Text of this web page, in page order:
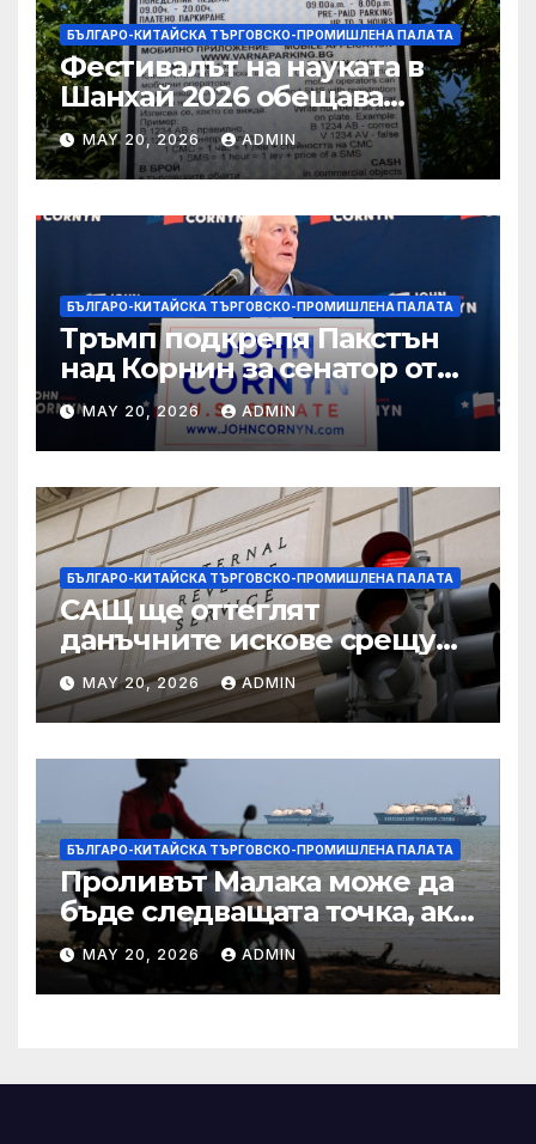
БЪЛГАРО-КИТАЙСКА ТЪРГОВСКО-ПРОМИШЛЕНА ПАЛAТА
Фестивалът на науката в
Шанхай 2026 обещава
вълнуващи научно-
технологични иновации
MAY 20, 2026 ADMIN
БЪЛГАРО-КИТАЙСКА ТЪРГОВСКО-ПРОМИШЛЕНА ПАЛAТА
Тръмп подкрепя Пакстън
над Корнин за сенатор от
Тексас в шокираща
подкрепа
MAY 20, 2026 ADMIN
БЪЛГАРО-КИТАЙСКА ТЪРГОВСКО-ПРОМИШЛЕНА ПАЛAТА
САЩ ще оттеглят
данъчните искове срещу
Тръмп „завинаги“ в
сделката за съдебно дело с
IRS
MAY 20, 2026 ADMIN
БЪЛГАРО-КИТАЙСКА ТЪРГОВСКО-ПРОМИШЛЕНА ПАЛAТА
Проливът Малака може да
бъде следващата точка, ако
Азия не внимава
MAY 20, 2026 ADMIN